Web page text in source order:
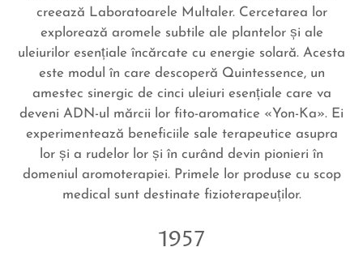
creează Laboratoarele Multaler. Cercetarea lor
explorează aromele subtile ale plantelor și ale
uleiurilor esențiale încărcate cu energie solară. Acesta
este modul în care descoperă Quintessence, un
amestec sinergic de cinci uleiuri esențiale care va
deveni ADN-ul mărcii lor fito-aromatice «Yon-Ka». Ei
experimentează beneficiile sale terapeutice asupra
lor și a rudelor lor și în curând devin pionieri în
domeniul aromoterapiei. Primele lor produse cu scop
medical sunt destinate fizioterapeuților.
1957